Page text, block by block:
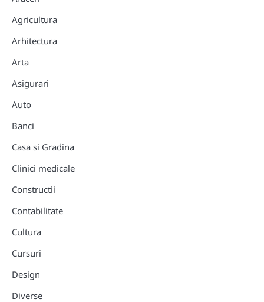
Agricultura
Arhitectura
Arta
Asigurari
Auto
Banci
Casa si Gradina
Clinici medicale
Constructii
Contabilitate
Cultura
Cursuri
Design
Diverse